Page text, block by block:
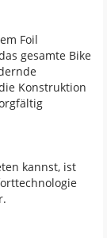
Foil
gesamte Bike
Konstruktion
kannst, ist